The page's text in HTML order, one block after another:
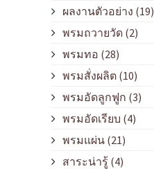
ผลงานตัวอย่าง (19)
พรมถวายวัด (2)
พรมทอ (28)
พรมสั่งผลิต (10)
พรมอัดลูกฟูก (3)
พรมอัดเรียบ (4)
พรมแผ่น (21)
สาระน่ารู้ (4)